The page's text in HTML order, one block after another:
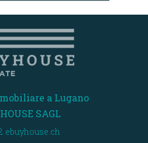
a Lugano
SAGL
ebuyhouse.ch